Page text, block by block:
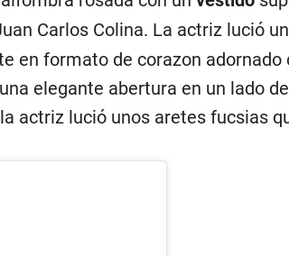
Carlos Colina. La actriz lució
en formato de corazon adornado
elegante abertura en un lado
actriz lució unos aretes fucsias